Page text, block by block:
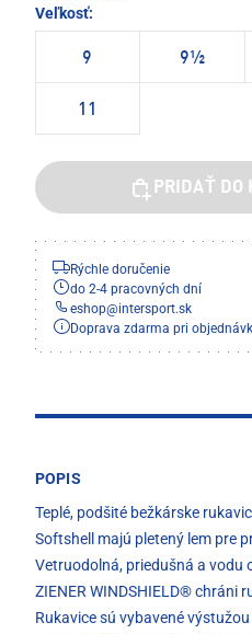
Veľkosť:
9 9½
11
PRIDAŤ DO
Rýchle doručenie
do 2-4 pracovných dní
eshop@intersport.sk
Doprava zdarma pri
POPIS
Teplé, podšité bežkárske
Softshell majú pletený lem pre
Vetruodolná, priedušná a vodu
ZIENER WINDSHIELD® chráni
Rukavice sú vybavené